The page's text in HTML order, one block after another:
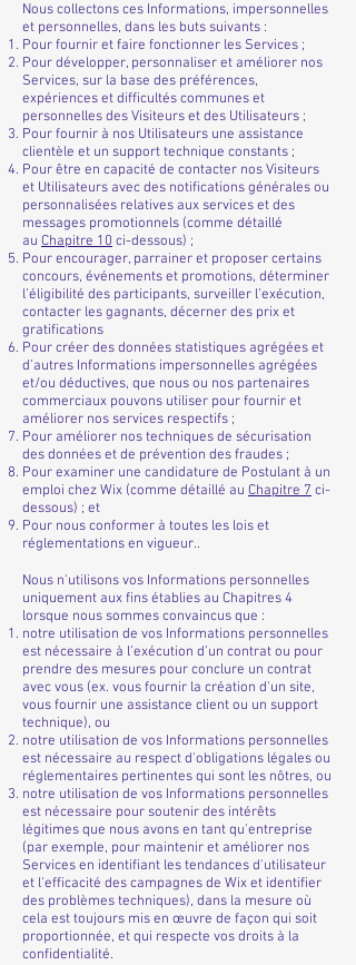
Nous collectons ces Informations, impersonnelles
et personnelles, dans les buts suivants :
Pour fournir et faire fonctionner les Services ;
Pour développer, personnaliser et améliorer nos
Services, sur la base des préférences,
expériences et difficultés communes et
personnelles des Visiteurs et des Utilisateurs ;
Pour fournir à nos Utilisateurs une assistance
clientèle et un support technique constants ;
Pour être en capacité de contacter nos Visiteurs
et Utilisateurs avec des notifications générales ou
personnalisées relatives aux services et des
messages promotionnels (comme détaillé
au Chapitre ‎10 ci-dessous) ;
Pour encourager, parrainer et proposer certains
concours, événements et promotions, déterminer
l’éligibilité des participants, surveiller l’exécution,
contacter les gagnants, décerner des prix et
gratifications
Pour créer des données statistiques agrégées et
d’autres Informations impersonnelles agrégées
et/ou déductives, que nous ou nos partenaires
commerciaux pouvons utiliser pour fournir et
améliorer nos services respectifs ;
Pour améliorer nos techniques de sécurisation
des données et de prévention des fraudes ;
Pour examiner une candidature de Postulant à un
emploi chez Wix (comme détaillé au Chapitre ‎7 ci-
dessous) ; et
Pour nous conformer à toutes les lois et
réglementations en vigueur..
Nous n'utilisons vos Informations personnelles
uniquement aux fins établies au Chapitres 4
lorsque nous sommes convaincus que :
notre utilisation de vos Informations personnelles
est nécessaire à l’exécution d’un contrat ou pour
prendre des mesures pour conclure un contrat
avec vous (ex. vous fournir la création d'un site,
vous fournir une assistance client ou un support
technique), ou
notre utilisation de vos Informations personnelles
est nécessaire au respect d'obligations légales ou
réglementaires pertinentes qui sont les nôtres, ou
notre utilisation de vos Informations personnelles
est nécessaire pour soutenir des intérêts
légitimes que nous avons en tant qu'entreprise
(par exemple, pour maintenir et améliorer nos
Services en identifiant les tendances d'utilisateur
et l'efficacité des campagnes de Wix et identifier
des problèmes techniques), dans la mesure où
cela est toujours mis en œuvre de façon qui soit
proportionnée, et qui respecte vos droits à la
confidentialité.